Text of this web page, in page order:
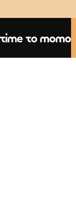
Home